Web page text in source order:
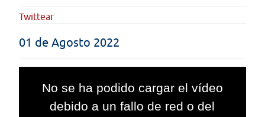
Twittear
01 de Agosto 2022
window.
No se ha podido cargar el vídeo
debido a un fallo de red o del